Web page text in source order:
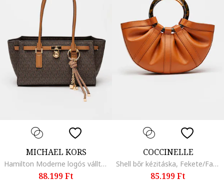
MICHAEL KORS
Hamilton Moderne logós válltáska, Barna
88.199 Ft
COCCINELLE
Shell bőr kézitáska, Fekete/Fahéjbarna
85.199 Ft